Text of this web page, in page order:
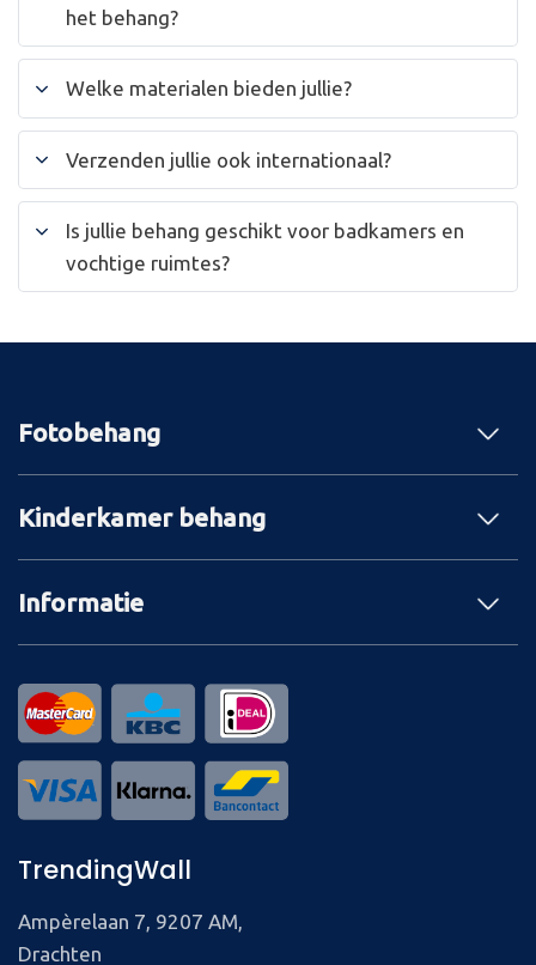
het behang?
Welke materialen bieden jullie?
Verzenden jullie ook internationaal?
Is jullie behang geschikt voor badkamers en
vochtige ruimtes?
Fotobehang
Kinderkamer behang
Informatie
TrendingWall
Ampèrelaan 7, 9207 AM,
Drachten